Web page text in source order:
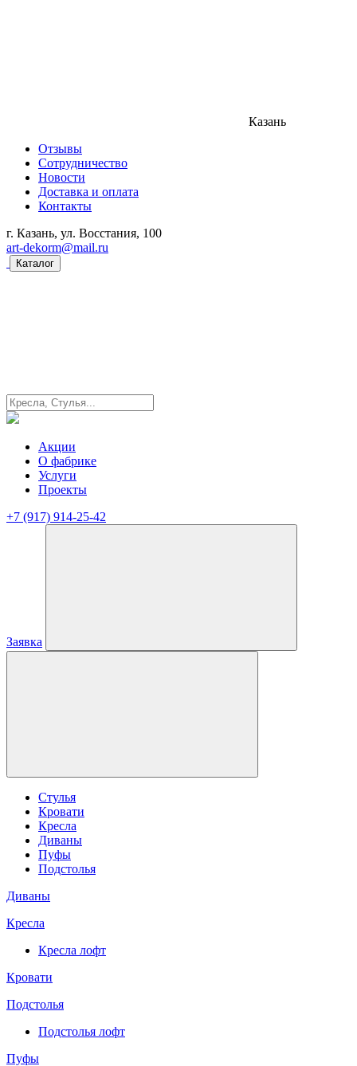
Казань
Отзывы
Сотрудничество
Новости
Доставка и оплата
Контакты
г. Казань, ул. Восстания, 100
art-dekorm@mail.ru
Каталог
Акции
О фабрике
Услуги
Проекты
+7 (917) 914-25-42
Заявка
Стулья
Кровати
Кресла
Диваны
Пуфы
Подстолья
Диваны
Кресла
Кресла лофт
Кровати
Подстолья
Подстолья лофт
Пуфы